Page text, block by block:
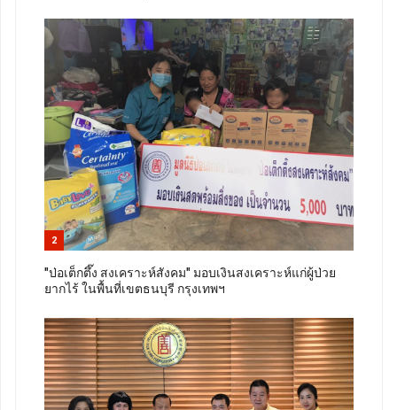
2
"ป่อเต็กตึ๊ง สงเคราะห์สังคม" มอบเงินสงเคราะห์แก่ผู้ป่วย
ยากไร้ ในพื้นที่เขตธนบุรี กรุงเทพฯ